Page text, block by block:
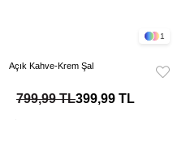
1
Açık Kahve-Krem Şal
399,99 TL
799,99 TL